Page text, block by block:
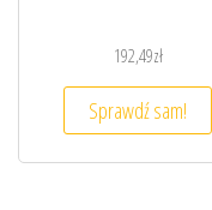
192,49zł
Sprawdź sam!